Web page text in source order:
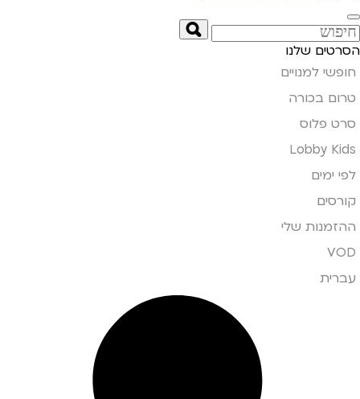
הסרטים שלנו
חופשי למנויים
טרום בכורה
סרט פלוס
Lobby Kids
לפי ימים
קורסים
ההזמנות שלי
VOD
עברית